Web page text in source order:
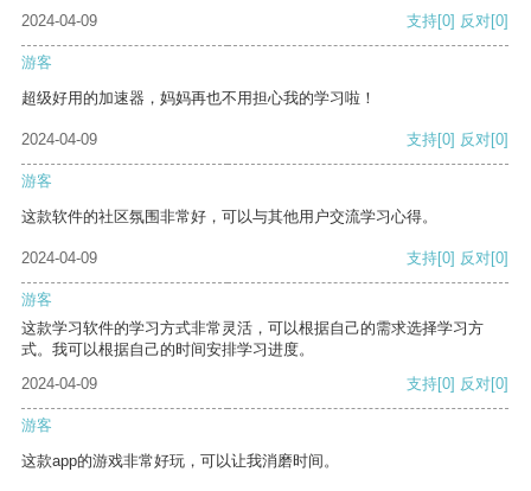
2024-04-09
支持[0] 反对[0]
游客
超级好用的加速器，妈妈再也不用担心我的学习啦！
2024-04-09 支持[0] 反对[0]
游客
这款软件的社区氛围非常好，可以与其他用户交流学习心得。
2024-04-09 支持[0] 反对[0]
游客
这款学习软件的学习方式非常灵活，可以根据自己的需求选择学习方
式。我可以根据自己的时间安排学习进度。
2024-04-09
支持[0] 反对[0]
游客
这款app的游戏非常好玩，可以让我消磨时间。